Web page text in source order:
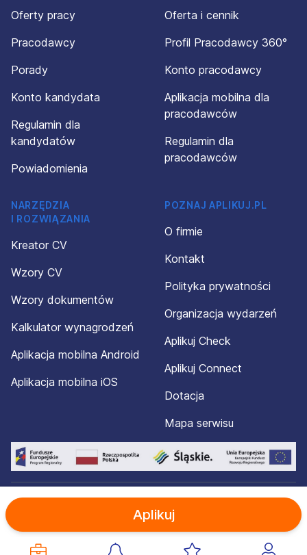
Aplikuj
Oferty pracy
Pracodawcy
Porady
Konto kandydata
Regulamin dla
kandydatów
Powiadomienia
Oferta i cennik
Profil Pracodawcy 360°
Konto pracodawcy
Aplikacja mobilna dla
pracodawców
Regulamin dla
pracodawców
NARZĘDZIA
I ROZWIĄZANIA
Kreator CV
Wzory CV
Wzory dokumentów
Kalkulator wynagrodzeń
Aplikacja mobilna Android
Aplikacja mobilna iOS
POZNAJ APLIKUJ.PL
O firmie
Kontakt
Polityka prywatności
Organizacja wydarzeń
Aplikuj Check
Aplikuj Connect
Dotacja
Mapa serwisu
© 2012-2026 Aplikuj.pl®. Wszelkie prawa zastrzeżone.